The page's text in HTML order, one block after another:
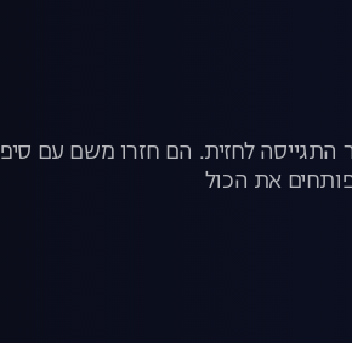
התגייסה לחזית. הם חזרו משם עם